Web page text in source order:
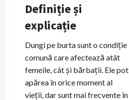
Definiție și
explicație
Dungi pe burta sunt o condiție
comună care afectează atât
femeile, cât și bărbații. Ele pot
apărea în orice moment al
vieții, dar sunt mai frecvente în